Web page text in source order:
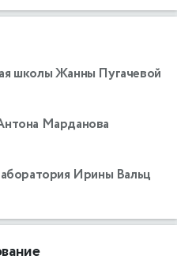
школы Жанны Пугачевой
Марданова
Ирины Вальц